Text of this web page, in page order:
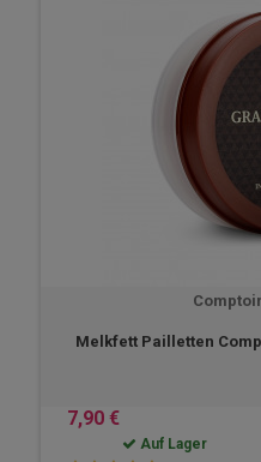
Melkfett Pailletten
7,90 €
Auf Lager